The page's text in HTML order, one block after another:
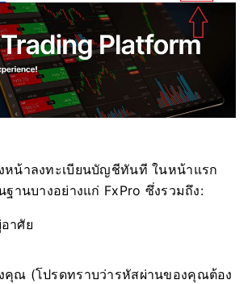
หน้าลงทะเบียนบัญชีทันที ในหน้าแรก
านบางอย่างแก่ FxPro ซึ่งรวมถึง:
าศัย
คุณ (โปรดทราบว่ารหัสผ่านของคุณต้อง